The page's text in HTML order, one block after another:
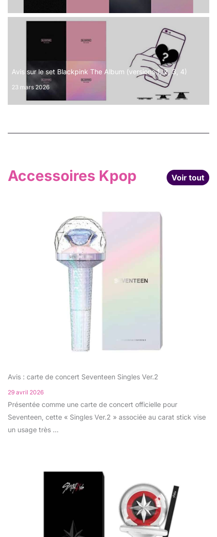
Avis sur le set Blackpink The Album (versions 1, 2, 3, 4)
23 mars 2026
Accessoires Kpop Voir tout
Avis : carte de concert Seventeen Singles Ver.2
29 avril 2026
Présentée comme une carte de concert officielle pour
Seventeen, cette « Singles Ver.2 » associée au carat stick vise
un usage très ...